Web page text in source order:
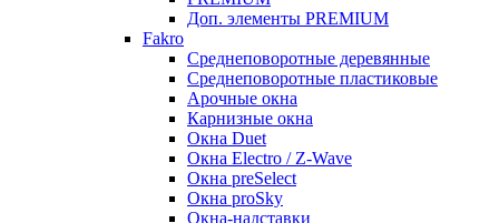
Доп. элементы PREMIUM
Fakro
Cреднеповоротные деревянные
Cреднеповоротные пластиковые
Арочные окна
Карнизные окна
Окна Duet
Окна Electro / Z-Wave
Окна preSelect
Окна proSky
Окна-надставки